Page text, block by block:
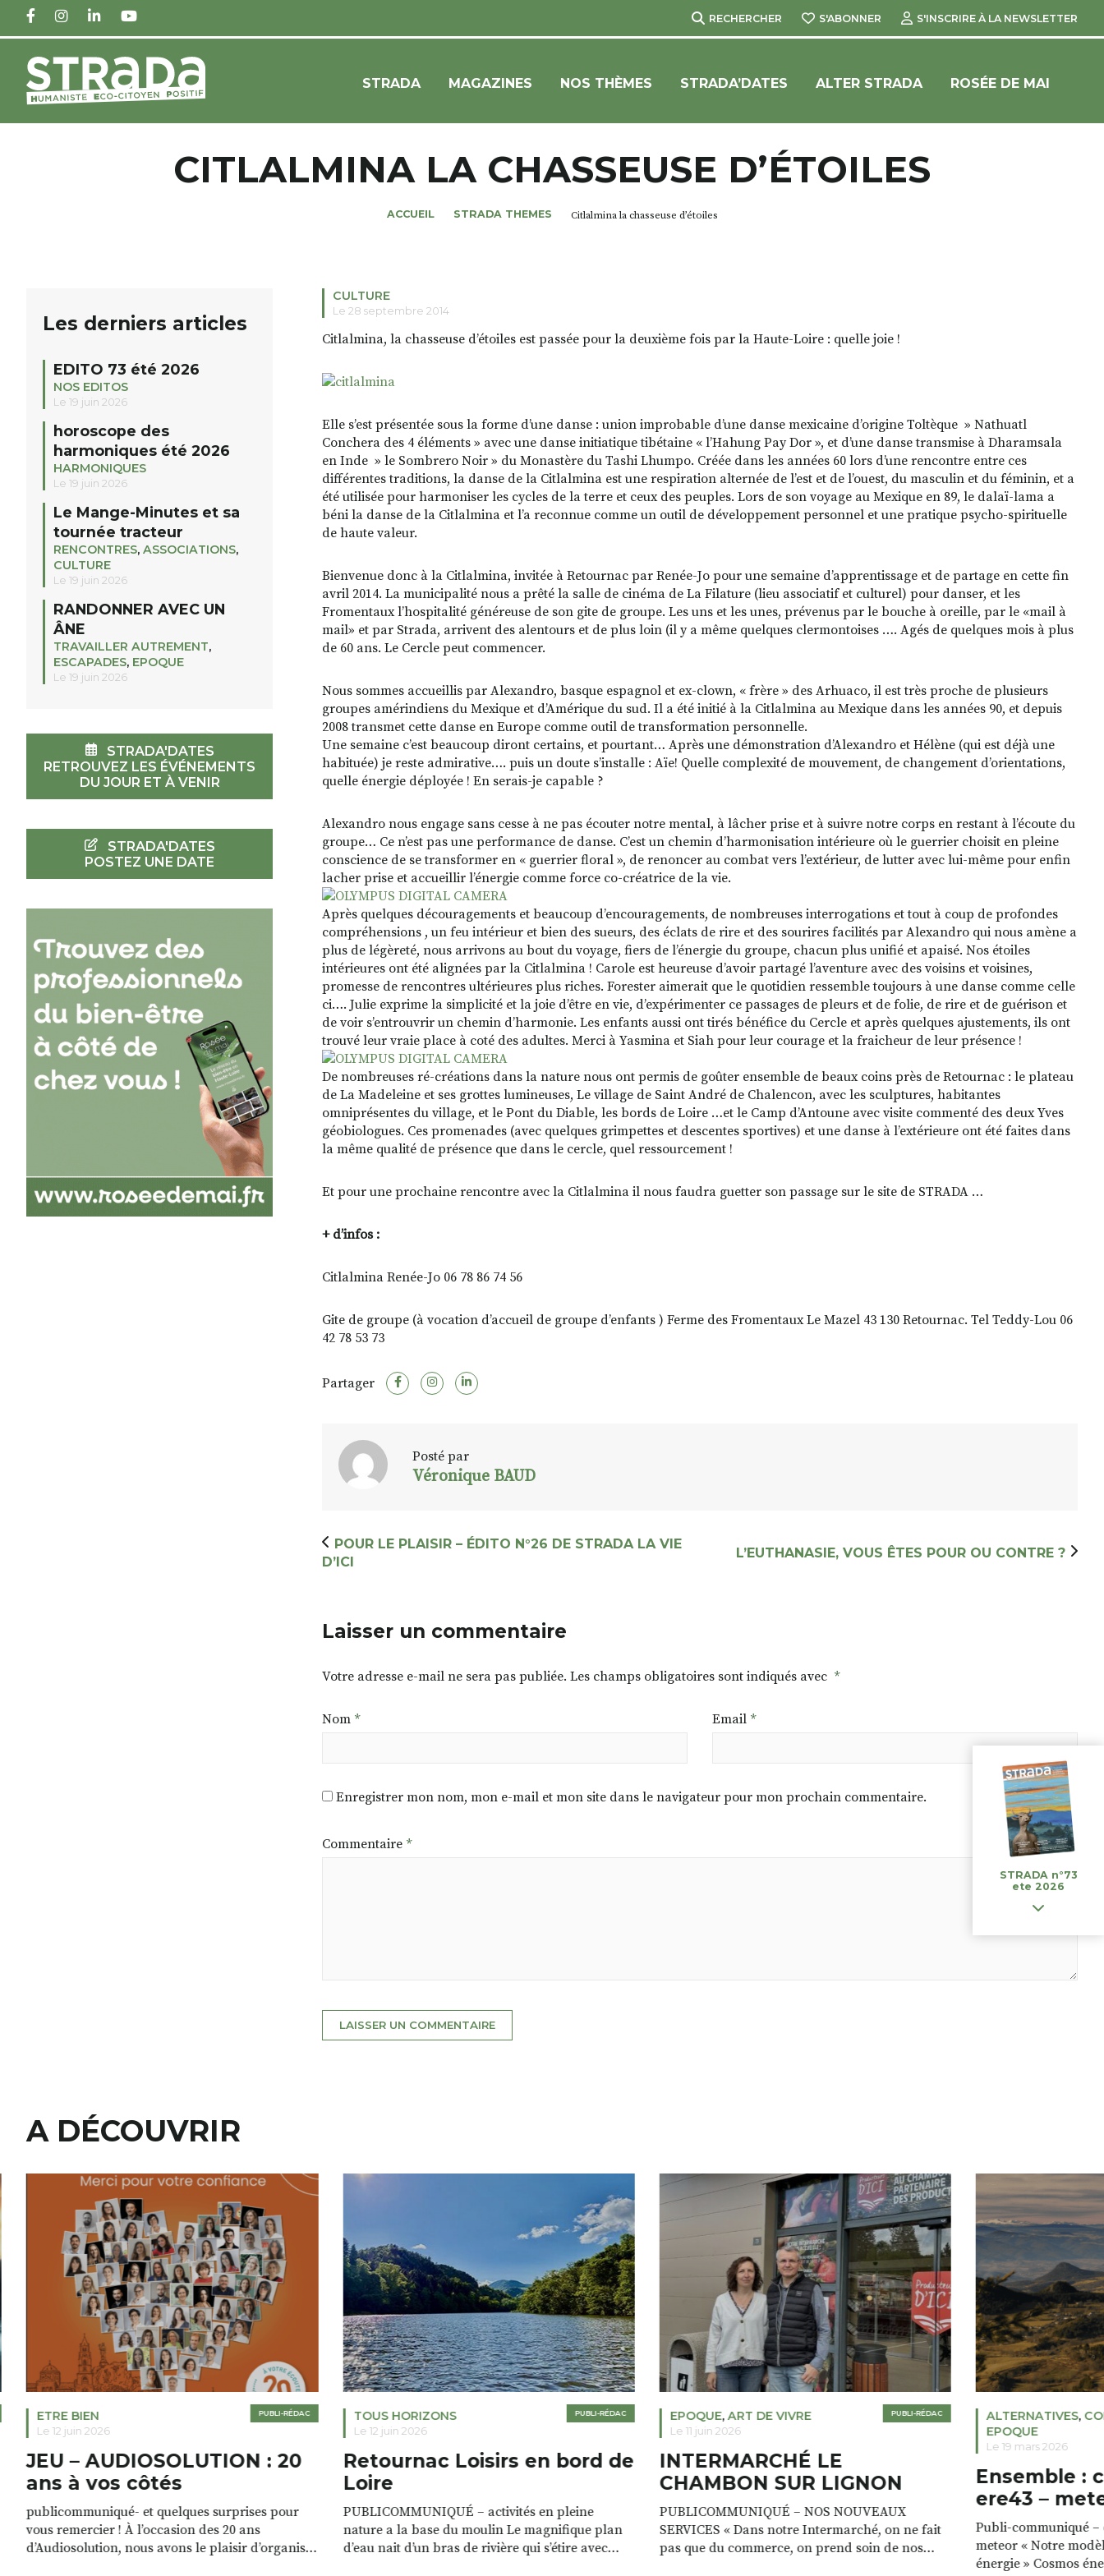
FACEBOOKINSTAGRAM
LINKEDINYOUTUBE RECHERCHER S'ABONNER S'INSCRIRE À LA NEWSLETTER
STRADA MAGAZINES NOS THÈMES STRADA’DATES ALTER STRADA ROSÉE DE MAI
CITLALMINA LA CHASSEUSE D’ÉTOILES
ACCUEIL STRADA THEMES Citlalmina la chasseuse d’étoiles
CULTURE
Le 28 septembre 2014
Citlalmina, la chasseuse d’étoiles est passée pour la deuxième fois par la Haute-Loire : quelle joie !
Elle s’est présentée sous la forme d’une danse : union improbable d’une danse mexicaine d’origine Toltèque » Nathuatl
Conchera des 4 éléments » avec une danse initiatique tibétaine « l’Hahung Pay Dor », et d’une danse transmise à Dharamsala
en Inde » le Sombrero Noir » du Monastère du Tashi Lhumpo. Créée dans les années 60 lors d’une rencontre entre ces
différentes traditions, la danse de la Citlalmina est une respiration alternée de l’est et de l’ouest, du masculin et du féminin, et a
été utilisée pour harmoniser les cycles de la terre et ceux des peuples. Lors de son voyage au Mexique en 89, le dalaï-lama a
béni la danse de la Citlalmina et l’a reconnue comme un outil de développement personnel et une pratique psycho-spirituelle
de haute valeur.
Bienvenue donc à la Citlalmina, invitée à Retournac par Renée-Jo pour une semaine d’apprentissage et de partage en cette fin
avril 2014. La municipalité nous a prêté la salle de cinéma de La Filature (lieu associatif et culturel) pour danser, et les
Fromentaux l’hospitalité généreuse de son gite de groupe. Les uns et les unes, prévenus par le bouche à oreille, par le «mail à
mail» et par Strada, arrivent des alentours et de plus loin (il y a même quelques clermontoises …. Agés de quelques mois à plus
de 60 ans. Le Cercle peut commencer.
Nous sommes accueillis par Alexandro, basque espagnol et ex-clown, « frère » des Arhuaco, il est très proche de plusieurs
groupes amérindiens du Mexique et d’Amérique du sud. Il a été initié à la Citlalmina au Mexique dans les années 90, et depuis
2008 transmet cette danse en Europe comme outil de transformation personnelle.
Une semaine c’est beaucoup diront certains, et pourtant… Après une démonstration d’Alexandro et Hélène (qui est déjà une
habituée) je reste admirative…. puis un doute s’installe : Aïe! Quelle complexité de mouvement, de changement d’orientations,
quelle énergie déployée ! En serais-je capable ?
Alexandro nous engage sans cesse à ne pas écouter notre mental, à lâcher prise et à suivre notre corps en restant à l’écoute du
groupe… Ce n’est pas une performance de danse. C’est un chemin d’harmonisation intérieure où le guerrier choisit en pleine
conscience de se transformer en « guerrier floral », de renoncer au combat vers l’extérieur, de lutter avec lui-même pour enfin
lacher prise et accueillir l’énergie comme force co-créatrice de la vie.
Après quelques découragements et beaucoup d’encouragements, de nombreuses interrogations et tout à coup de profondes
compréhensions , un feu intérieur et bien des sueurs, des éclats de rire et des sourires facilités par Alexandro qui nous amène a
plus de légèreté, nous arrivons au bout du voyage, fiers de l’énergie du groupe, chacun plus unifié et apaisé. Nos étoiles
intérieures ont été alignées par la Citlalmina ! Carole est heureuse d’avoir partagé l’aventure avec des voisins et voisines,
promesse de rencontres ultérieures plus riches. Forester aimerait que le quotidien ressemble toujours à une danse comme celle
ci…. Julie exprime la simplicité et la joie d’être en vie, d’expérimenter ce passages de pleurs et de folie, de rire et de guérison et
de voir s’entrouvrir un chemin d’harmonie. Les enfants aussi ont tirés bénéfice du Cercle et après quelques ajustements, ils ont
trouvé leur vraie place à coté des adultes. Merci à Yasmina et Siah pour leur courage et la fraicheur de leur présence !
De nombreuses ré-créations dans la nature nous ont permis de goûter ensemble de beaux coins près de Retournac : le plateau
de La Madeleine et ses grottes lumineuses, Le village de Saint André de Chalencon, avec les sculptures, habitantes
omniprésentes du village, et le Pont du Diable, les bords de Loire …et le Camp d’Antoune avec visite commenté des deux Yves
géobiologues. Ces promenades (avec quelques grimpettes et descentes sportives) et une danse à l’extérieure ont été faites dans
la même qualité de présence que dans le cercle, quel ressourcement !
Et pour une prochaine rencontre avec la Citlalmina il nous faudra guetter son passage sur le site de STRADA …
+ d’infos :
Citlalmina Renée-Jo 06 78 86 74 56
Gite de groupe (à vocation d’accueil de groupe d’enfants ) Ferme des Fromentaux Le Mazel 43 130 Retournac. Tel Teddy-Lou 06
42 78 53 73
Partager
Posté par
Véronique BAUD
POUR LE PLAISIR – ÉDITO N°26 DE STRADA LA VIE
D’ICI
L’EUTHANASIE, VOUS ÊTES POUR OU CONTRE ?
Laisser un commentaire
Votre adresse e-mail ne sera pas publiée. Les champs obligatoires sont indiqués avec *
Nom * Email *
Enregistrer mon nom, mon e-mail et mon site dans le navigateur pour mon prochain commentaire.
Commentaire *
Les derniers articles
EDITO 73 été 2026
NOS EDITOS
Le 19 juin 2026
horoscope des
harmoniques été 2026
HARMONIQUES
Le 19 juin 2026
Le Mange-Minutes et sa
tournée tracteur
RENCONTRES, ASSOCIATIONS,
CULTURE
Le 19 juin 2026
RANDONNER AVEC UN
ÂNE
TRAVAILLER AUTREMENT,
ESCAPADES, EPOQUE
Le 19 juin 2026
STRADA'DATES
RETROUVEZ LES ÉVÉNEMENTS
DU JOUR ET À VENIR
STRADA'DATES
POSTEZ UNE DATE
A DÉCOUVRIR
PUBLI-RÉDAC
ETRE BIEN
Le 12 juin 2026
JEU – AUDIOSOLUTION : 20
ans à vos côtés
publicommuniqué- et quelques surprises pour
vous remercier ! À l’occasion des 20 ans
d’Audiosolution, nous avons le plaisir d’organiser
PUBLI-RÉDAC
TOUS HORIZONS
Le 12 juin 2026
Retournac Loisirs en bord de
Loire
PUBLICOMMUNIQUÉ – activités en pleine
nature a la base du moulin Le magnifique plan
d’eau nait d’un bras de rivière qui s’étire avec
PUBLI-RÉDAC
EPOQUE,ART DE VIVRE
Le 11 juin 2026
INTERMARCHÉ LE
CHAMBON SUR LIGNON
PUBLICOMMUNIQUÉ – NOS NOUVEAUX
SERVICES « Dans notre Intermarché, on ne fait
pas que du commerce, on prend soin de nos
ALTERNATIVES,
EPOQUE
Le 19 mars 2026
Ensemble :
ere43 –
Publi-communiqué –
meteor « Notre
énergie » Cosmos
STRADA n°73
ete 2026